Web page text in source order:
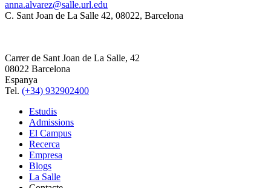
anna.alvarez@salle.url.edu
C. Sant Joan de La Salle 42, 08022, Barcelona
Carrer de Sant Joan de La Salle, 42
08022 Barcelona
Espanya
Tel. (+34) 932902400
Estudis
Admissions
El Campus
Recerca
Empresa
Blogs
La Salle